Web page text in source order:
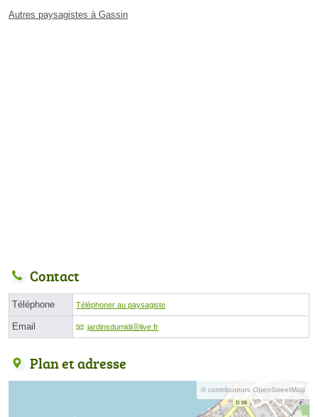
Autres paysagistes à Gassin
Contact
Téléphone Téléphoner au paysagiste
Email jardinsdumidiⓐlive.fr
Plan et adresse
© contributeurs OpenStreetMap